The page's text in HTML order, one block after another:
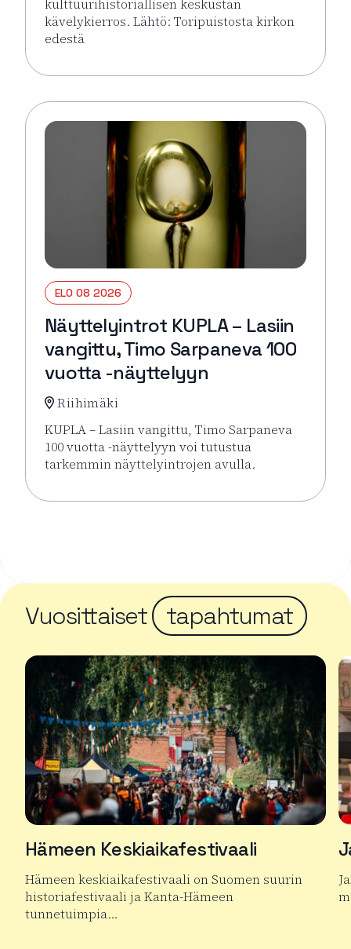
kulttuurihistoriallisen keskustan
kävelykierros. Lähtö: Toripuistosta kirkon
edestä
Lue lisää tapahtumasta Hämeenlinna
ELO 08 2026
Näyttelyintrot KUPLA – Lasiin
vangittu, Timo Sarpaneva 100
vuotta -näyttelyyn
Riihimäki
KUPLA – Lasiin vangittu, Timo Sarpaneva
100 vuotta -näyttelyyn voi tutustua
tarkemmin näyttelyintrojen avulla.
Lue lisää tapahtumasta Näyttelyintrot KUPLA –
Vuosittaiset tapahtumat
Hämeen Keskiaikafestivaali
Hämeen keskiaikafestivaali on Suomen suurin
historiafestivaali ja Kanta-Hämeen
tunnetuimpia…